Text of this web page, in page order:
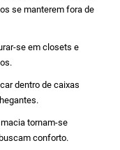
se manterem fora de
se em closets e
dentro de caixas
tornam-se
conforto.